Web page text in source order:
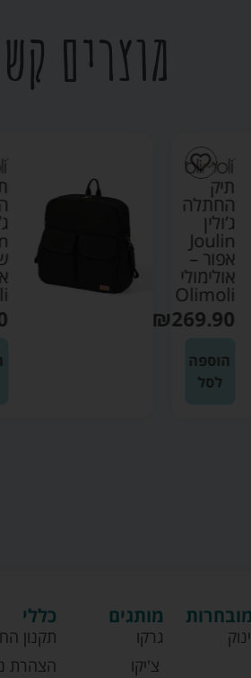
מוצרים
תיק
החתלה
ג’ולין
Joulin
אפור –
אולימולי
Olimoli
₪269.90
הוספה
לסל
מותגים
גרקו
צ'יקו
כללי
תקנון
הצהרת